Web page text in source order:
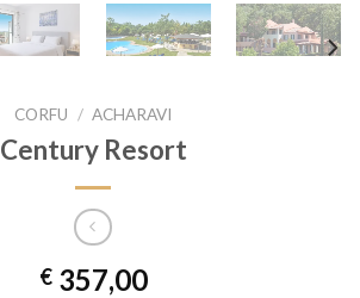
CORFU / ACHARAVI
Century Resort
€357,00